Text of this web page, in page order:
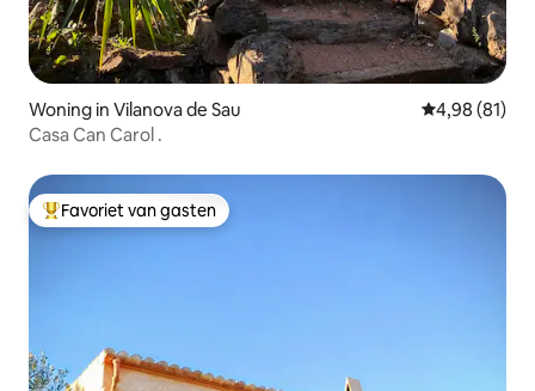
Woning in Vilanova de Sau Gemiddelde
4,98 (81)
Casa Can Carol .
Topfavoriet van gasten
Favoriet van gasten